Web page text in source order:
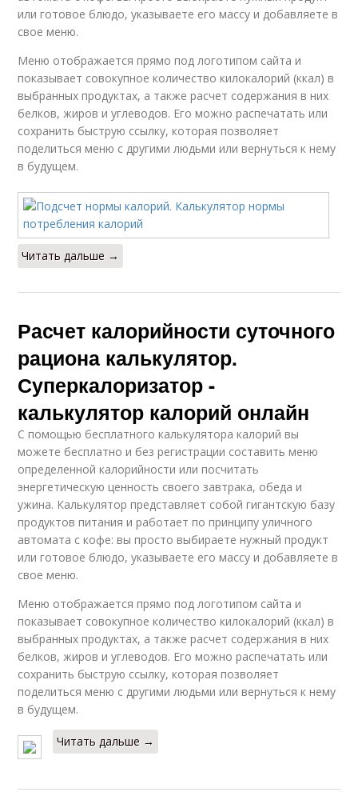
или готовое блюдо, указываете его массу и добавляете в
свое меню.
Меню отображается прямо под логотипом сайта и
показывает совокупное количество килокалорий (ккал) в
выбранных продуктах, а также расчет содержания в них
белков, жиров и углеводов. Его можно распечатать или
сохранить быструю ссылку, которая позволяет
поделиться меню с другими людьми или вернуться к нему
в будущем.
Читать дальше →
Расчет калорийности суточного
рациона калькулятор.
Суперкалоризатор -
калькулятор калорий онлайн
С помощью бесплатного калькулятора калорий вы
можете бесплатно и без регистрации составить меню
определенной калорийности или посчитать
энергетическую ценность своего завтрака, обеда и
ужина. Калькулятор представляет собой гигантскую базу
продуктов питания и работает по принципу уличного
автомата с кофе: вы просто выбираете нужный продукт
или готовое блюдо, указываете его массу и добавляете в
свое меню.
Меню отображается прямо под логотипом сайта и
показывает совокупное количество килокалорий (ккал) в
выбранных продуктах, а также расчет содержания в них
белков, жиров и углеводов. Его можно распечатать или
сохранить быструю ссылку, которая позволяет
поделиться меню с другими людьми или вернуться к нему
в будущем.
Читать дальше →